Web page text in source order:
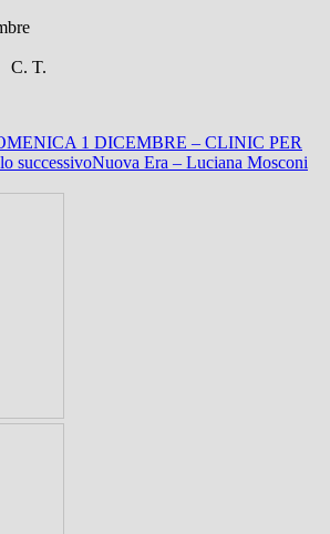
1 DICEMBRE – CLINIC PER
successivoNuova Era – Luciana Mosconi